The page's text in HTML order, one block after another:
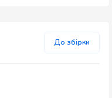
До збірки